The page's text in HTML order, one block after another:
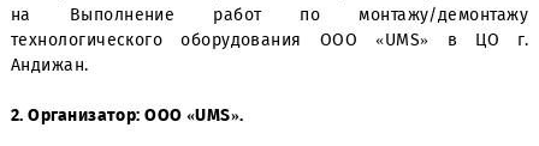
MOBILE SYSTEMS» юридический адрес: 100000, г.
А. Темура, 24объявляет о продлении
проведения Открытого запроса
технологического оборудования ООО «UMS» в